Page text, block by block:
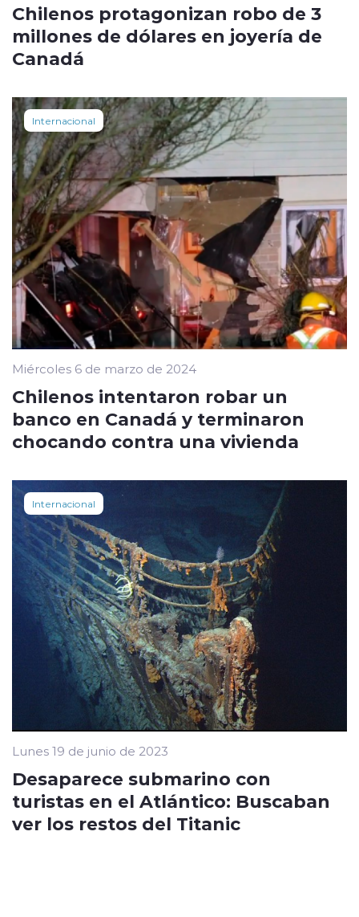
Chilenos protagonizan robo de 3
millones de dólares en joyería de
Canadá
Internacional
Miércoles 6 de marzo de 2024
Chilenos intentaron robar un
banco en Canadá y terminaron
chocando contra una vivienda
Internacional
Lunes 19 de junio de 2023
Desaparece submarino con
turistas en el Atlántico: Buscaban
ver los restos del Titanic